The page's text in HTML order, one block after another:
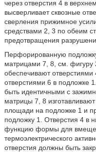
через отверстия 4 в
высверливает сквозные
сверления прижимное
средствами 2, 3 по обеим
предотвращения
Перфорированную
матрицами 7, 8, см. фигуру
обеспечивают
отверстиями 6 в подложке
быть идентичными с
матрицы 7, 8
площади на подложке 1 и
подложку 1. Отверстия 4 в
функцию формы для
термоэлектрического
отверстия должны быть